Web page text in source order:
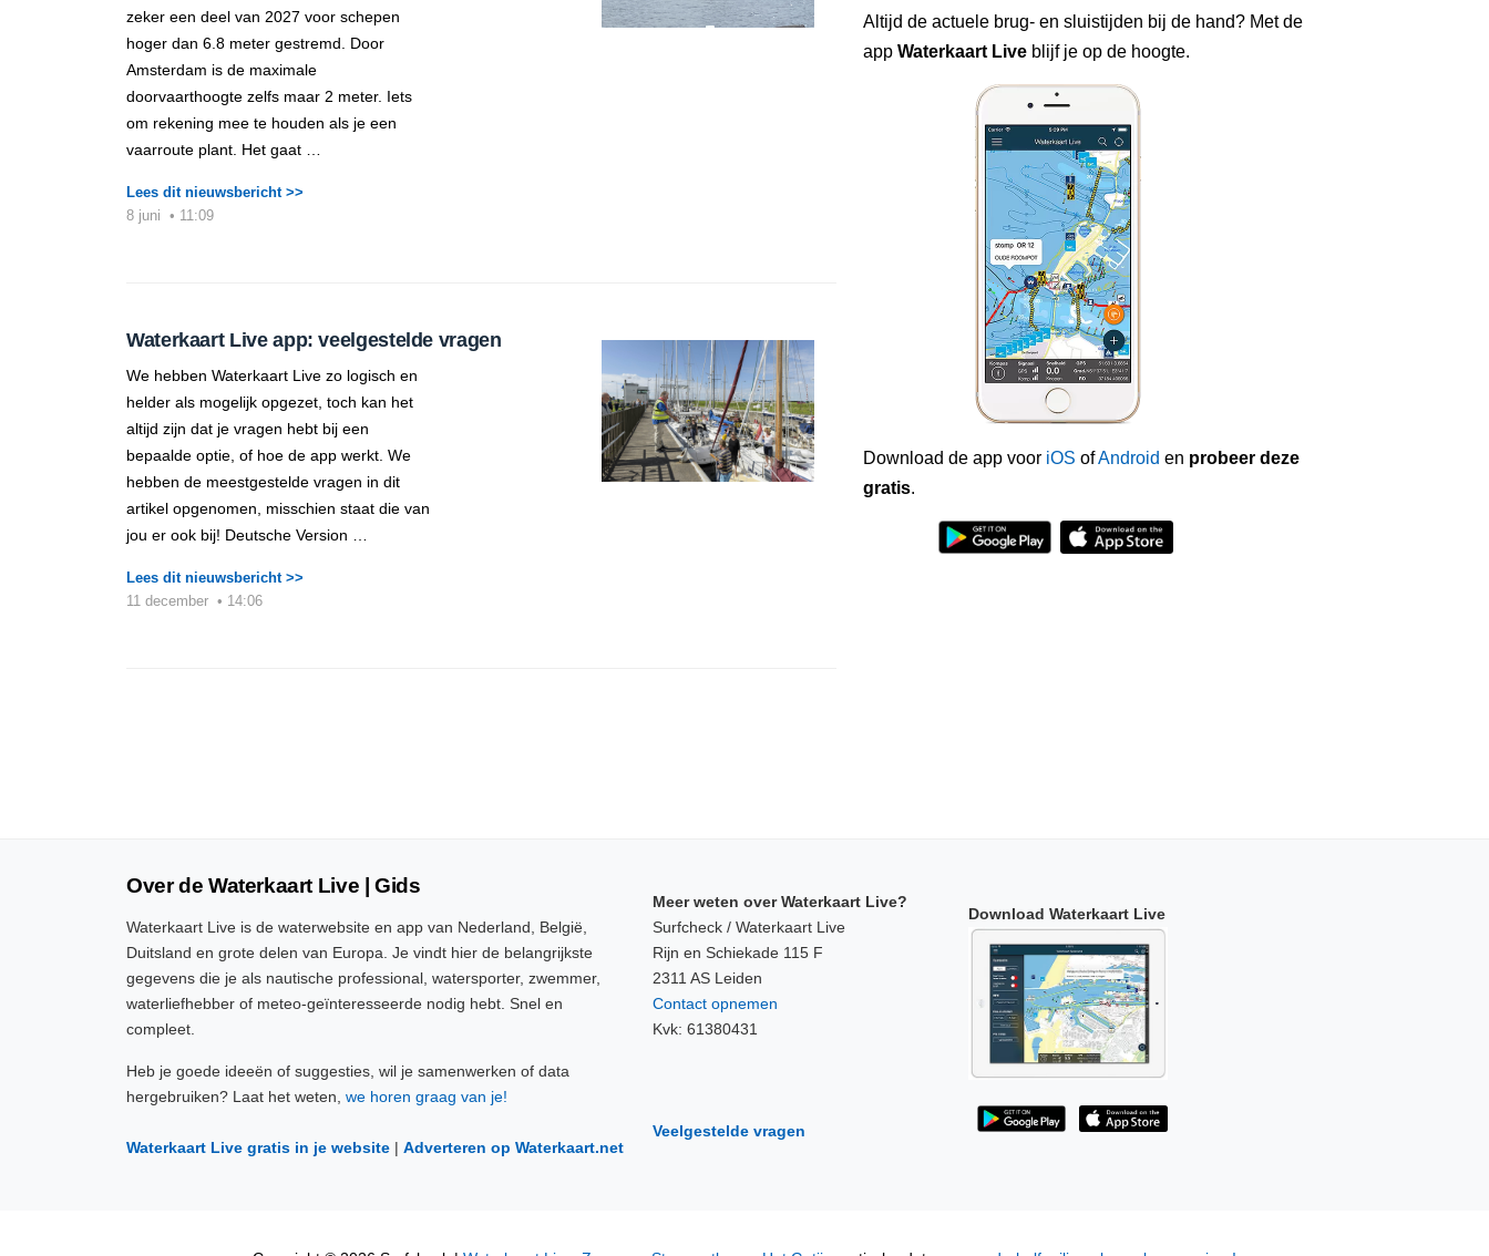
zeker een deel van 2027 voor schepen
hoger dan 6.8 meter gestremd. Door
Amsterdam is de maximale
doorvaarthoogte zelfs maar 2 meter. Iets
om rekening mee te houden als je een
vaarroute plant. Het gaat …
Lees dit nieuwsbericht >>
8 juni • 11:09
Waterkaart Live app: veelgestelde vragen
We hebben Waterkaart Live zo logisch en
helder als mogelijk opgezet, toch kan het
altijd zijn dat je vragen hebt bij een
bepaalde optie, of hoe de app werkt. We
hebben de meestgestelde vragen in dit
artikel opgenomen, misschien staat die van
jou er ook bij! Deutsche Version …
Lees dit nieuwsbericht >>
11 december • 14:06
Altijd de actuele brug- en sluistijden bij de hand? Met de
app Waterkaart Live blijf je op de hoogte.
Download de app voor iOS ofAndroid en probeer deze
gratis.
Over de Waterkaart Live | Gids
Waterkaart Live is de waterwebsite en app van Nederland, België,
Duitsland en grote delen van Europa. Je vindt hier de belangrijkste
gegevens die je als nautische professional, watersporter, zwemmer,
waterliefhebber of meteo-geïnteresseerde nodig hebt. Snel en
compleet.
Heb je goede ideeën of suggesties, wil je samenwerken of data
hergebruiken? Laat het weten, we horen graag van je!
Waterkaart Live gratis in je website | Adverteren op Waterkaart.net
Meer weten over Waterkaart Live?
Surfcheck / Waterkaart Live
Rijn en Schiekade 115 F
2311 AS Leiden
Contact opnemen
Kvk: 61380431
Veelgestelde vragen
Download Waterkaart Live